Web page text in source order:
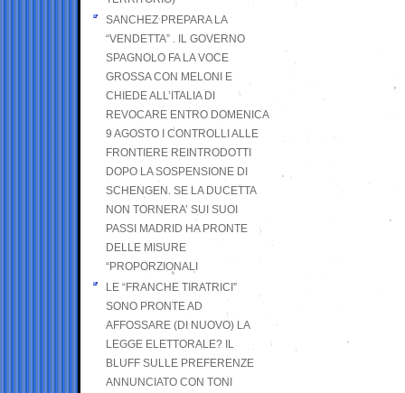
SANCHEZ PREPARA LA
“VENDETTA” . IL GOVERNO
SPAGNOLO FA LA VOCE
GROSSA CON MELONI E
CHIEDE ALL’ITALIA DI
REVOCARE ENTRO DOMENICA
9 AGOSTO I CONTROLLI ALLE
FRONTIERE REINTRODOTTI
DOPO LA SOSPENSIONE DI
SCHENGEN. SE LA DUCETTA
NON TORNERA’ SUI SUOI
PASSI MADRID HA PRONTE
DELLE MISURE
“PROPORZIONALI
LE “FRANCHE TIRATRICI”
SONO PRONTE AD
AFFOSSARE (DI NUOVO) LA
LEGGE ELETTORALE? IL
BLUFF SULLE PREFERENZE
ANNUNCIATO CON TONI